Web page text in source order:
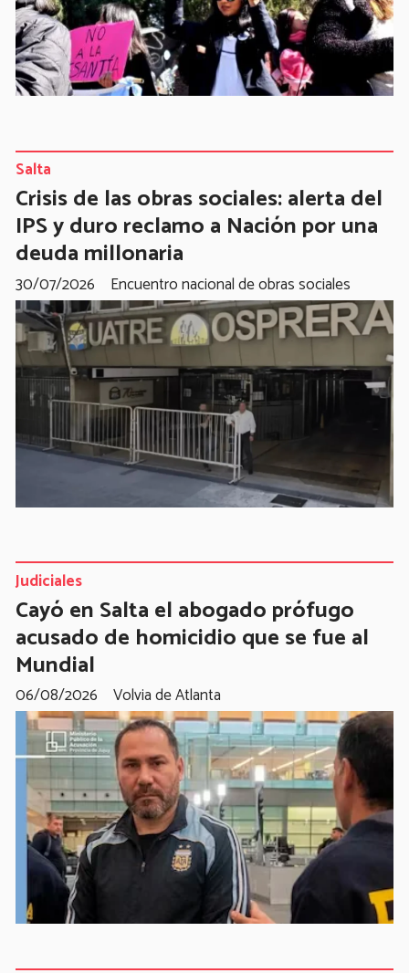
Crisis de las obras sociales: alerta del
IPS y duro reclamo a Nación por una
deuda millonaria
Encuentro nacional de obras sociales
Salta
30/07/2026
Cayó en Salta el abogado prófugo
acusado de homicidio que se fue al
Mundial
Volvia de Atlanta
Judiciales
06/08/2026